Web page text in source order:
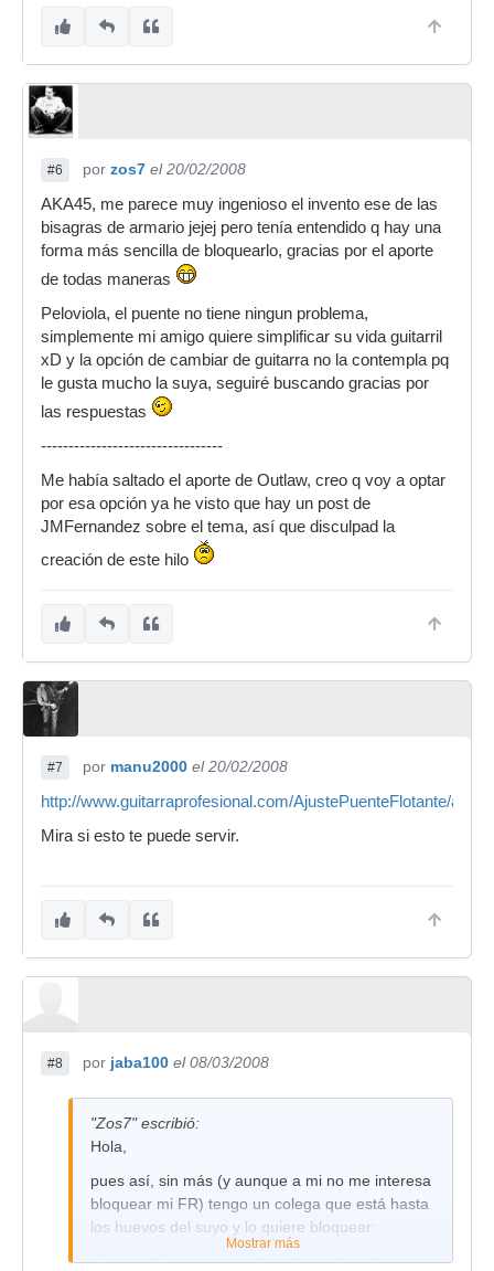
#6 por zos7 el 20/02/2008
AKA45, me parece muy ingenioso el invento ese de las
bisagras de armario jejej pero tenía entendido q hay una
forma más sencilla de bloquearlo, gracias por el aporte
de todas maneras
Peloviola, el puente no tiene ningun problema,
simplemente mi amigo quiere simplificar su vida guitarril
xD y la opción de cambiar de guitarra no la contempla pq
le gusta mucho la suya, seguiré buscando gracias por
las respuestas
---------------------------------
Me había saltado el aporte de Outlaw, creo q voy a optar
por esa opción ya he visto que hay un post de
JMFernandez sobre el tema, así que disculpad la
creación de este hilo
#7 por manu2000 el 20/02/2008
http://www.guitarraprofesional.com/AjustePuenteFlotante/
Mira si esto te puede servir.
#8 por jaba100 el 08/03/2008
"Zos7" escribió:
Hola,
pues así, sin más (y aunque a mi no me interesa
bloquear mi FR) tengo un colega que está hasta
los huevos del suyo y lo quiere bloquear:
¿lo puedo hacer yo mismo o tiene que intervenir
Mostrar más